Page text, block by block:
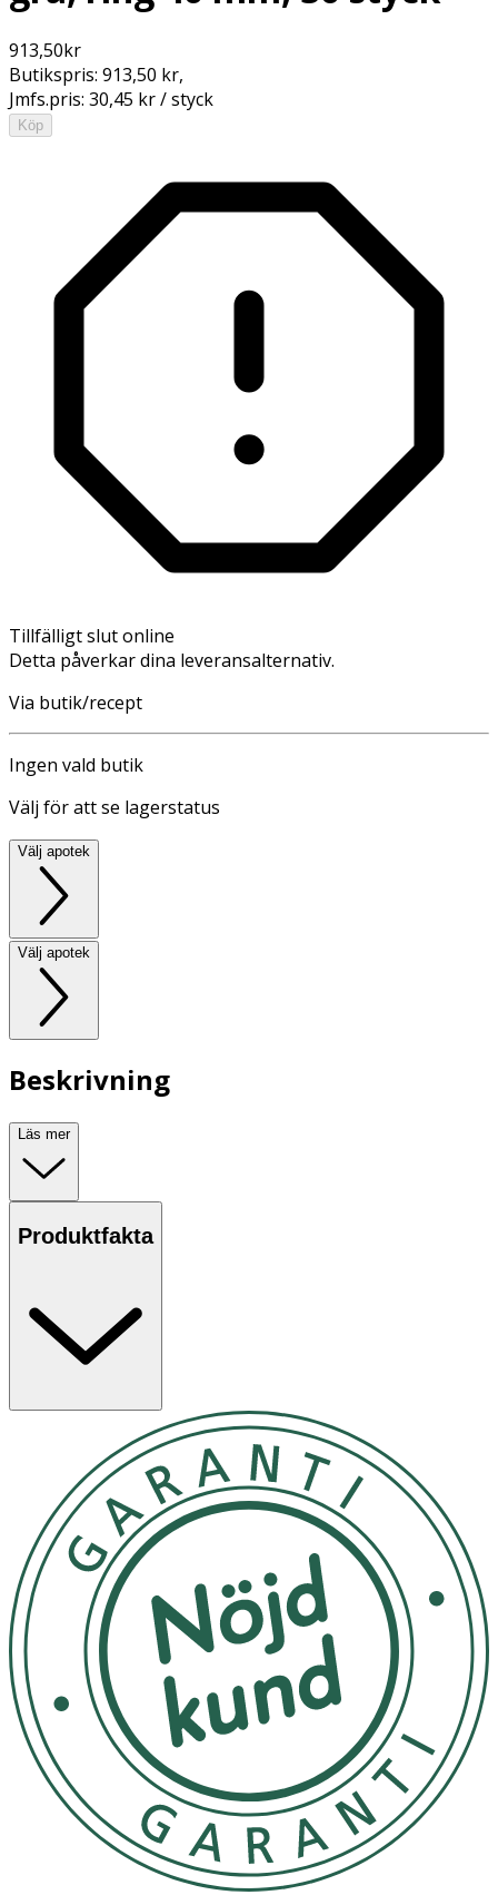
913,50kr
Butikspris: 913,50 kr,
Jmfs.pris: 30,45 kr / styck
Köp
Tillfälligt slut online
Detta påverkar dina leveransalternativ.
Via butik/recept
Ingen vald butik
Välj för att se lagerstatus
Välj apotek
Välj apotek
Beskrivning
Läs mer
Produktfakta